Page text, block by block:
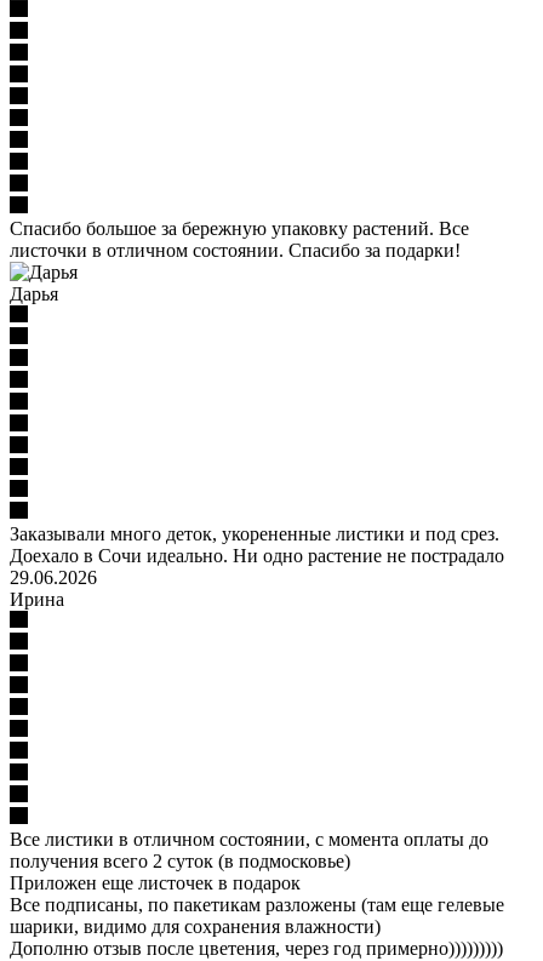
Спасибо большое за бережную упаковку растений. Все
листочки в отличном состоянии. Спасибо за подарки!
Дарья
Заказывали много деток, укорененные листики и под срез.
Доехало в Сочи идеально. Ни одно растение не пострадало
29.06.2026
Ирина
Все листики в отличном состоянии, с момента оплаты до
получения всего 2 суток (в подмосковье)
Приложен еще листочек в подарок
Все подписаны, по пакетикам разложены (там еще гелевые
шарики, видимо для сохранения влажности)
Дополню отзыв после цветения, через год примерно)))))))))